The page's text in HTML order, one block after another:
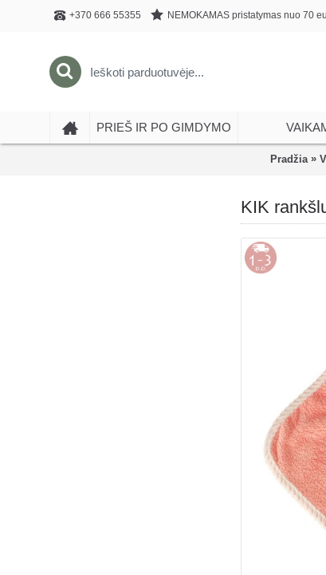
+370 666 55355 NEMOKAMAS pristatymas nuo 70
PRIEŠ IR PO GIMDYMO
Pradžia »
KIK